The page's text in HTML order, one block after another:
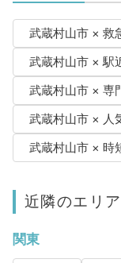
武蔵村山市 × 救
武蔵村山市 × 駅
武蔵村山市 × 専
武蔵村山市 × 人
武蔵村山市 × 時
近隣のエリ
関東